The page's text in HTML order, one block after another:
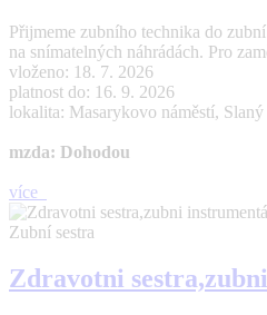
Přijmeme zubního technika do
na snímatelných náhrádách. Pro
vloženo: 18. 7. 2026
platnost do: 16. 9. 2026
lokalita: Masarykovo náměstí, Slaný
mzda: Dohodou
více
Zubní sestra
Zdravotni